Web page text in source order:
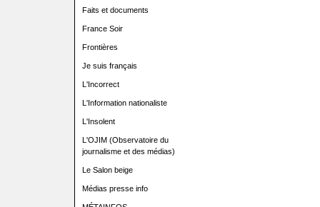
Faits et documents
France Soir
Frontières
Je suis français
L'Incorrect
L'Information nationaliste
L'Insolent
L'OJIM (Observatoire du
journalisme et des médias)
Le Salon beige
Médias presse info